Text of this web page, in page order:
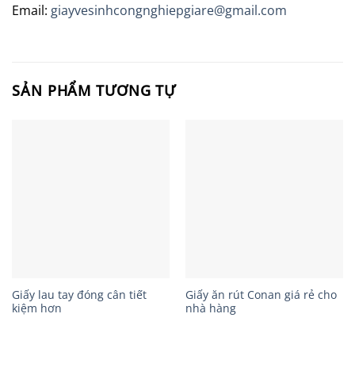
Email: giayvesinhcongnghiepgiare@gmail.com
SẢN PHẨM TƯƠNG TỰ
Giấy lau tay đóng cân tiết
kiệm hơn
Giấy ăn rút Conan giá rẻ cho
nhà hàng